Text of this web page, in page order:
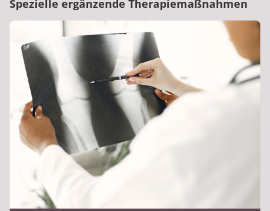
Spezielle ergänzende Therapiemaßnahmen